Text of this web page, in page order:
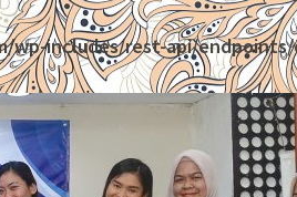
wp-includes/rest-api/